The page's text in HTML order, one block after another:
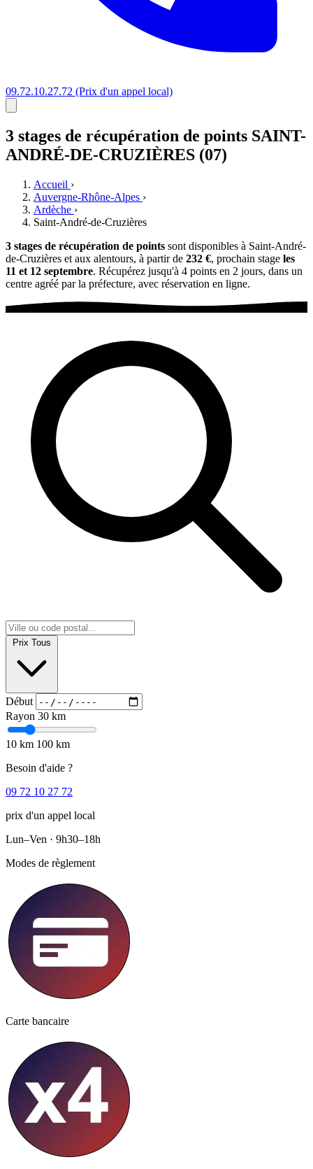
09.72.10.27.72 (Prix d'un appel local)
3 stages de récupération de points SAINT-
ANDRÉ-DE-CRUZIÈRES (07)
Accueil ›
Auvergne-Rhône-Alpes ›
Ardèche ›
Saint-André-de-Cruzières
3 stages de récupération de points sont disponibles à Saint-André-
de-Cruzières et aux alentours, à partir de 232 €, prochain stage les
11 et 12 septembre. Récupérez jusqu'à 4 points en 2 jours, dans un
centre agréé par la préfecture, avec réservation en ligne.
Prix Tous
Début
Rayon 30 km
10 km 100 km
Besoin d'aide ?
09 72 10 27 72
prix d'un appel local
Lun–Ven · 9h30–18h
Modes de règlement
Carte bancaire